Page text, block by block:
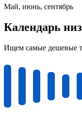
Май, июнь, сентябрь
Календарь
Ищем самые дешевые